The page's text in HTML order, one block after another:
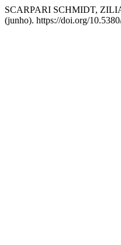
SCARPARI SCHMIDT,
(junho). https://doi.org/